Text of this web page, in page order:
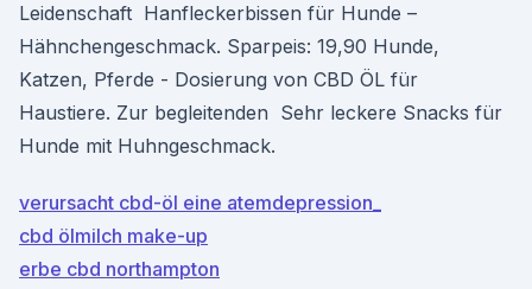
Leidenschaft Hanfleckerbissen für Hunde –
Hähnchengeschmack. Sparpeis: 19,90 Hunde,
Katzen, Pferde - Dosierung von CBD ÖL für
Haustiere. Zur begleitenden Sehr leckere Snacks für
Hunde mit Huhngeschmack.
verursacht cbd-öl eine atemdepression_
cbd ölmilch make-up
erbe cbd northampton